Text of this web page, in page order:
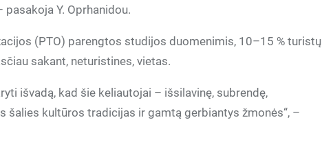
Y. Oprhanidou.
(PTO) parengtos studijos duomenimis, 10–15 % turistų
sakant, neturistines, vietas.
išvadą, kad šie keliautojai – išsilavinę, subrendę,
šalies kultūros tradicijas ir gamtą gerbiantys žmonės“, –